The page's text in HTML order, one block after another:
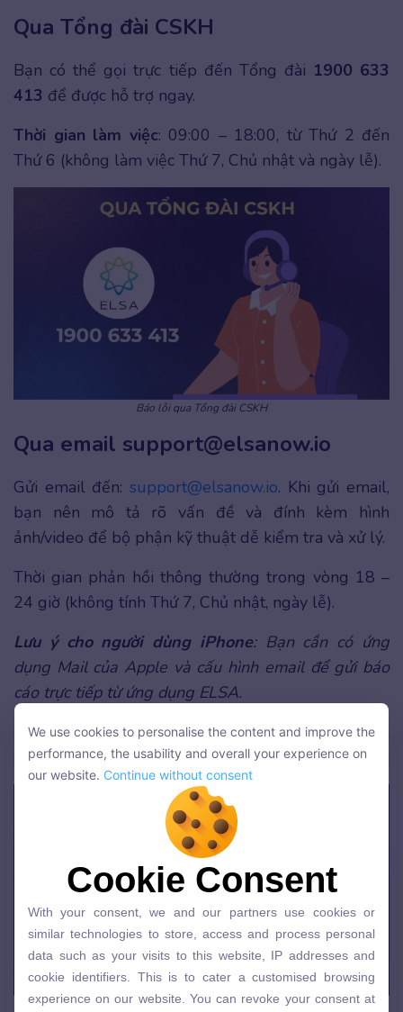
Qua Tổng đài CSKH
Bạn có thể gọi trực tiếp đến Tổng đài 1900 633
413 để được hỗ trợ ngay.
Thời gian làm việc: 09:00 – 18:00, từ Thứ 2 đến
Thứ 6 (không làm việc Thứ 7, Chủ nhật và ngày lễ).
Báo lỗi qua Tổng đài CSKH
Qua email support@elsanow.io
Gửi email đến: support@elsanow.io. Khi gửi email,
bạn nên mô tả rõ vấn đề và đính kèm hình
ảnh/video để bộ phận kỹ thuật dễ kiểm tra và xử lý.
Thời gian phản hồi thông thường trong vòng 18 –
24 giờ (không tính Thứ 7, Chủ nhật, ngày lễ).
Lưu ý cho người dùng iPhone: Bạn cần có ứng
dụng Mail của Apple và cấu hình email để gửi báo
cáo trực tiếp từ ứng dụng ELSA.
Xem thêm:Cách học tiếng Anh bằng ELSA Speak
hiệu quả tại nhà
Báo lỗi qua email support@elsanow.io
We use cookies to personalise the content and improve the
performance, the usability and overall your experience on
Continue without consent
Cookie Consent
similar technologies to store, access and process personal
data such as your visits to this website, IP addresses and
cookie identifiers. This is to cater a customised browsing
experience on our website. You can revoke your consent at
any time in your web browser settings or object to data
We use cookies to personalise the content and improve the
performance, the usability and overall your experience on
our website. Continue without consent
Cookie Consent
With your consent, we and our partners use cookies or
similar technologies to store, access and process personal
data such as your visits to this website, IP addresses and
cookie identifiers. This is to cater a customised browsing
experience on our website. You can revoke your consent at